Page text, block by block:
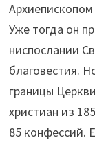
Уже тогда он
ниспослании
благовестия.
границы
христиан из
85 конфессий.